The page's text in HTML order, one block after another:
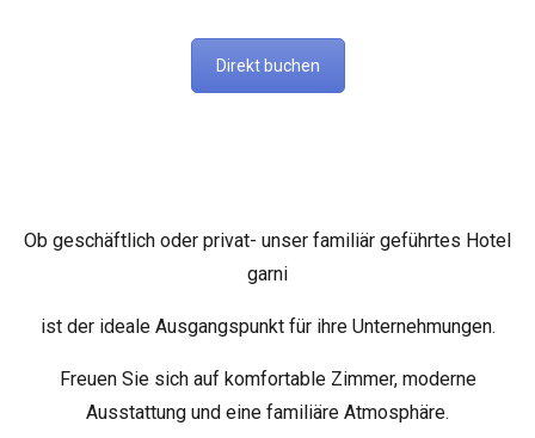
Direkt buchen
Ob geschäftlich oder privat- unser familiär geführtes Hotel
garni
ist der ideale Ausgangspunkt für ihre Unternehmungen.
Freuen Sie sich auf komfortable Zimmer, moderne
Ausstattung und eine familiäre Atmosphäre.